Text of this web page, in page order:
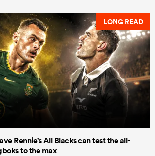
LONG READ
Rennie's All Blacks can test the all-
to the max